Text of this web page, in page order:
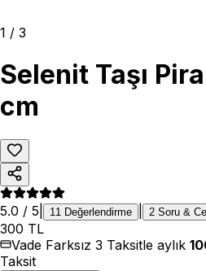
1 / 3
Selenit Taşı
cm
5.0 / 5 11 Değerlendirme 2 Soru &
300 TL
Vade Farksız 3 Taksitle aylık
Taksit